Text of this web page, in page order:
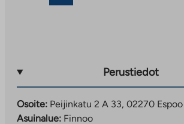
Perustiedot
Osoite: Peijinkatu 2 A 33, 02270 Espoo
Asuinalue: Finnoo